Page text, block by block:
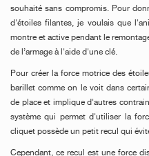
souhaité sans compromis. Pour
d'étoiles filantes, je voulais que
montre et active pendant le
de l’armage à l'aide d'une clé.
Pour créer la force motrice des
barillet comme on le voit dans
de place et implique d'autres
système qui permet d'utiliser la
cliquet possède un petit recul qui
Cependant, ce recul est une force